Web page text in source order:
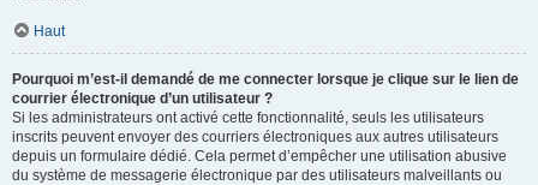
Haut
Pourquoi m’est-il demandé de me connecter lorsque je clique sur le lien de
courrier électronique d’un utilisateur ?
Si les administrateurs ont activé cette fonctionnalité, seuls les utilisateurs
inscrits peuvent envoyer des courriers électroniques aux autres utilisateurs
depuis un formulaire dédié. Cela permet d’empêcher une utilisation abusive
du système de messagerie électronique par des utilisateurs malveillants ou